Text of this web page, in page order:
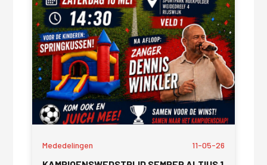
Mededelingen 11-05-26